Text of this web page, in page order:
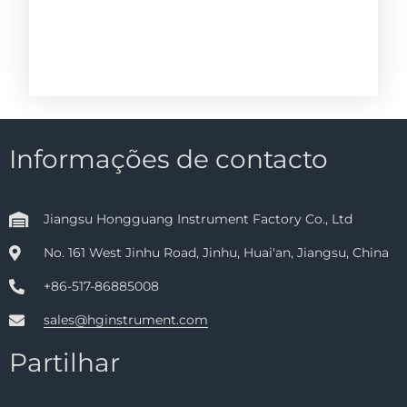
Informações de contacto
Jiangsu Hongguang Instrument Factory Co., Ltd
No. 161 West Jinhu Road, Jinhu, Huai'an, Jiangsu, China
+86-517-86885008
sales@hginstrument.com
Partilhar